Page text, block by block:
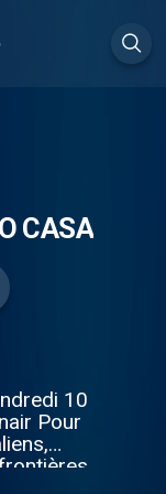
CASA
10
Pour
»